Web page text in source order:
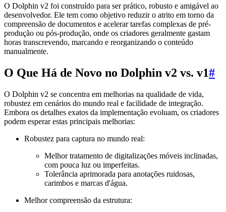
O Dolphin v2 foi construído para ser prático, robusto e amigável ao
desenvolvedor. Ele tem como objetivo reduzir o atrito em torno da
compreensão de documentos e acelerar tarefas complexas de pré-
produção ou pós-produção, onde os criadores geralmente gastam
horas transcrevendo, marcando e reorganizando o conteúdo
manualmente.
O Que Há de Novo no Dolphin v2 vs. v1#
O Dolphin v2 se concentra em melhorias na qualidade de vida,
robustez em cenários do mundo real e facilidade de integração.
Embora os detalhes exatos da implementação evoluam, os criadores
podem esperar estas principais melhorias:
Robustez para captura no mundo real:
Melhor tratamento de digitalizações móveis inclinadas,
com pouca luz ou imperfeitas.
Tolerância aprimorada para anotações ruidosas,
carimbos e marcas d'água.
Melhor compreensão da estrutura: